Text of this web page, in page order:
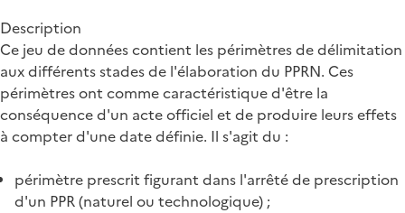
Description
Ce jeu de données contient les périmètres de délimitation
aux différents stades de l'élaboration du PPRN. Ces
périmètres ont comme caractéristique d'être la
conséquence d'un acte officiel et de produire leurs effets
à compter d'une date définie. Il s'agit du :
périmètre prescrit figurant dans l'arrêté de prescription
d'un PPR (naturel ou technologique) ;